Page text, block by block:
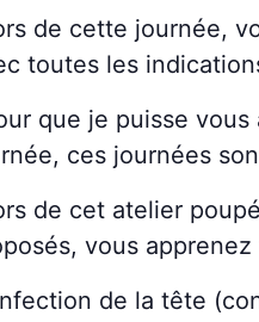
de cette journée,
toutes les
que je puisse
ces journées
de cet atelier
vous
de la tête